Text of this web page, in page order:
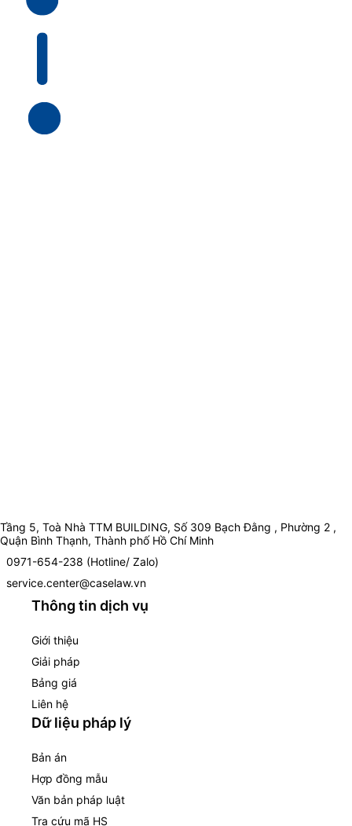
Tầng 5, Toà Nhà TTM BUILDING, Số 309 Bạch Đằng , Phường 2 ,
Quận Bình Thạnh, Thành phố Hồ Chí Minh
0971-654-238 (Hotline/ Zalo)
service.center@caselaw.vn
Thông tin dịch vụ
Giới thiệu
Giải pháp
Bảng giá
Liên hệ
Dữ liệu pháp lý
Bản án
Hợp đồng mẫu
Văn bản pháp luật
Tra cứu mã HS